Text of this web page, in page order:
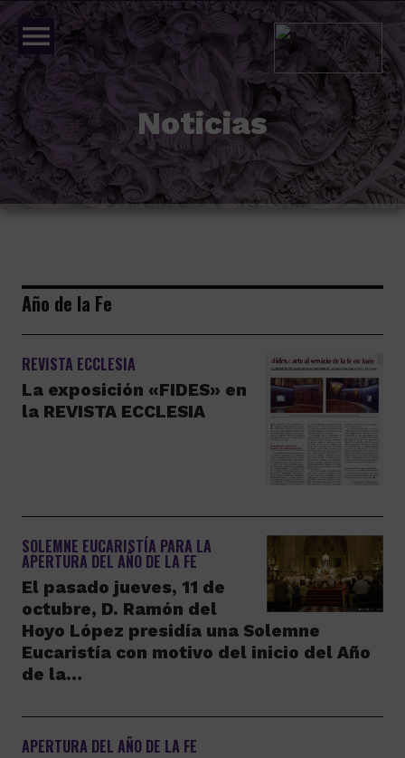
menu
Noticias
Año de la Fe
REVISTA ECCLESIA
La exposición «FIDES» en
la REVISTA ECCLESIA
SOLEMNE EUCARISTÍA PARA LA
APERTURA DEL AÑO DE LA FE
El pasado jueves, 11 de
octubre, D. Ramón del
Hoyo López presidía una Solemne
Eucaristía con motivo del inicio del Año
de la…
APERTURA DEL AÑO DE LA FE